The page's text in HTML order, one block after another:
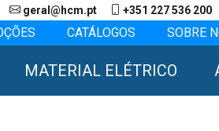
geral@hcm.pt +351 227 536 200
CATÁLOGOS SOBRE
MATERIAL ELÉTRICO